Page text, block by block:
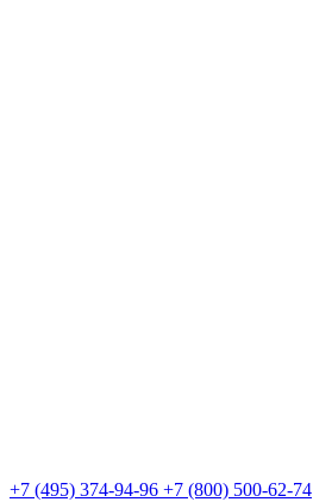
+7 (495) 374-94-96 +7 (800) 500-62-74